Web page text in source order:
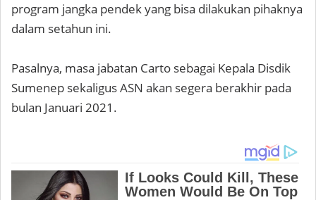
program jangka pendek yang bisa dilakukan pihaknya
dalam setahun ini.
Pasalnya, masa jabatan Carto sebagai Kepala Disdik
Sumenep sekaligus ASN akan segera berakhir pada
bulan Januari 2021.